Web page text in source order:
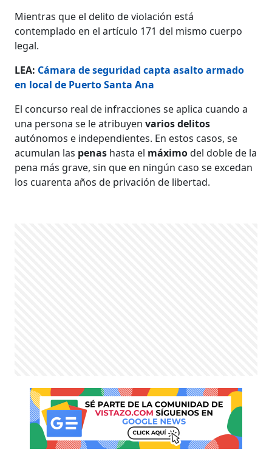
Mientras que el delito de violación está
contemplado en el artículo 171 del mismo cuerpo
legal.
LEA: Cámara de seguridad capta asalto armado
en local de Puerto Santa Ana
El concurso real de infracciones se aplica cuando a
una persona se le atribuyenvarios delitos
autónomos e independientes. En estos casos, se
acumulan las penas hasta el máximodel doble de la
pena más grave, sin que en ningún caso se excedan
los cuarenta años de privación de libertad.